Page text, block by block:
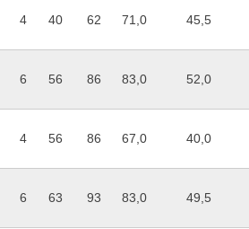
4 40 62 71,0 45,5
6 56 86 83,0 52,0
4 56 86 67,0 40,0
6 63 93 83,0 49,5